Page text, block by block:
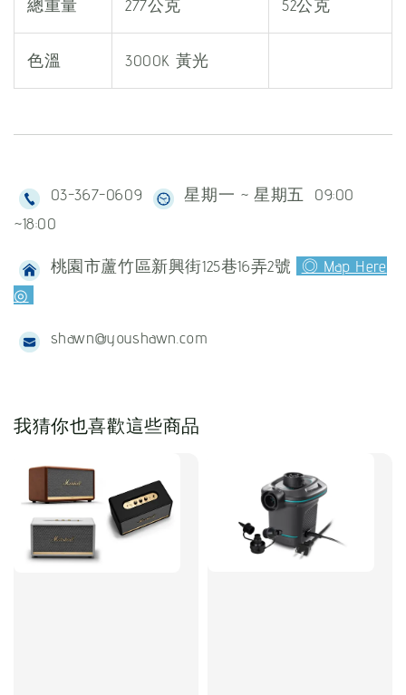
總重量 277公克 52公克
色溫 3000K 黃光
03-367-0609
星期一 ~ 星期五 09:00
~18:00
桃園市蘆竹區新興街125巷16弄2號
◎ Map Here
◎
shawn@youshawn.com
我猜你也喜歡這些商品